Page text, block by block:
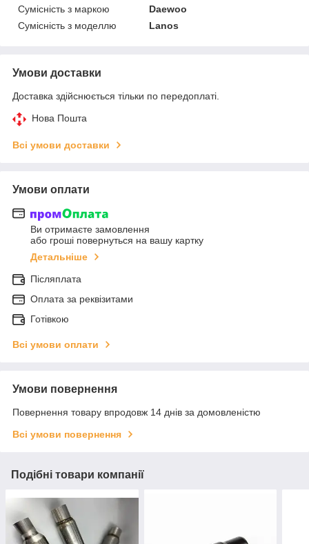
Сумісність з маркою
Daewoo
Сумісність з моделлю
Lanos
Умови доставки
Доставка здійснюється тільки по передоплаті.
Нова Пошта
Всі умови доставки
Умови оплати
Ви отримаєте замовлення
або гроші повернуться на вашу картку
Детальніше
Післяплата
Оплата за реквізитами
Готівкою
Всі умови оплати
Умови повернення
Повернення товару впродовж 14 днів за домовленістю
Всі умови повернення
Подібні товари компанії